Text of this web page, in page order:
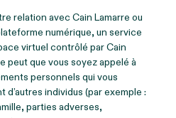
relation avec Cain Lamarre ou
numérique, un service
virtuel contrôlé par Cain
peut que vous soyez appelé à
personnels qui vous
individus (par exemple :
parties adverses,